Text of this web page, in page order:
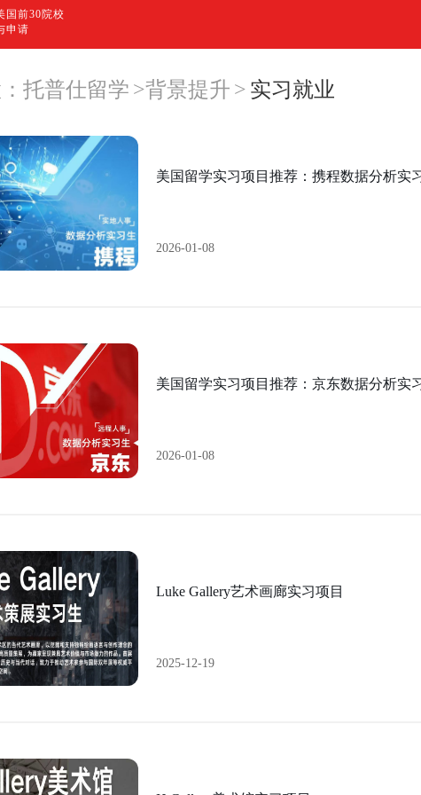
国前30院校
申请
托普仕留学 >背景提升 > 实习就业
美国留学实习项目推荐：携程数据分析实
2026-01-08
美国留学实习项目推荐：京东数据分析实
2026-01-08
Luke Gallery艺术画廊实习项目
2025-12-19